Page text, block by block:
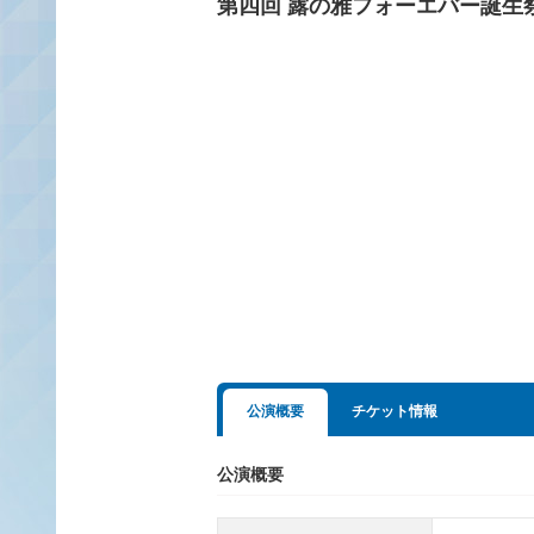
第四回 露の雅フォーエバー誕生
公演概要 チケット情報
公演概要